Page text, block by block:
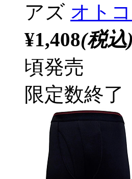
アズ オト
¥1,408(税込)
頃発売
限定数終了